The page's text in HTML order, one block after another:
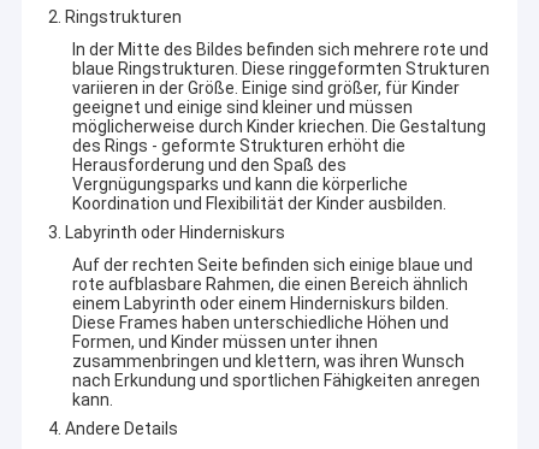
2. Ringstrukturen
In der Mitte des Bildes befinden sich mehrere rote und
blaue Ringstrukturen. Diese ringgeformten Strukturen
variieren in der Größe. Einige sind größer, für Kinder
geeignet und einige sind kleiner und müssen
möglicherweise durch Kinder kriechen. Die Gestaltung
des Rings - geformte Strukturen erhöht die
Herausforderung und den Spaß des
Vergnügungsparks und kann die körperliche
Koordination und Flexibilität der Kinder ausbilden.
3. Labyrinth oder Hinderniskurs
Auf der rechten Seite befinden sich einige blaue und
rote aufblasbare Rahmen, die einen Bereich ähnlich
einem Labyrinth oder einem Hinderniskurs bilden.
Diese Frames haben unterschiedliche Höhen und
Formen, und Kinder müssen unter ihnen
zusammenbringen und klettern, was ihren Wunsch
nach Erkundung und sportlichen Fähigkeiten anregen
kann.
4. Andere Details